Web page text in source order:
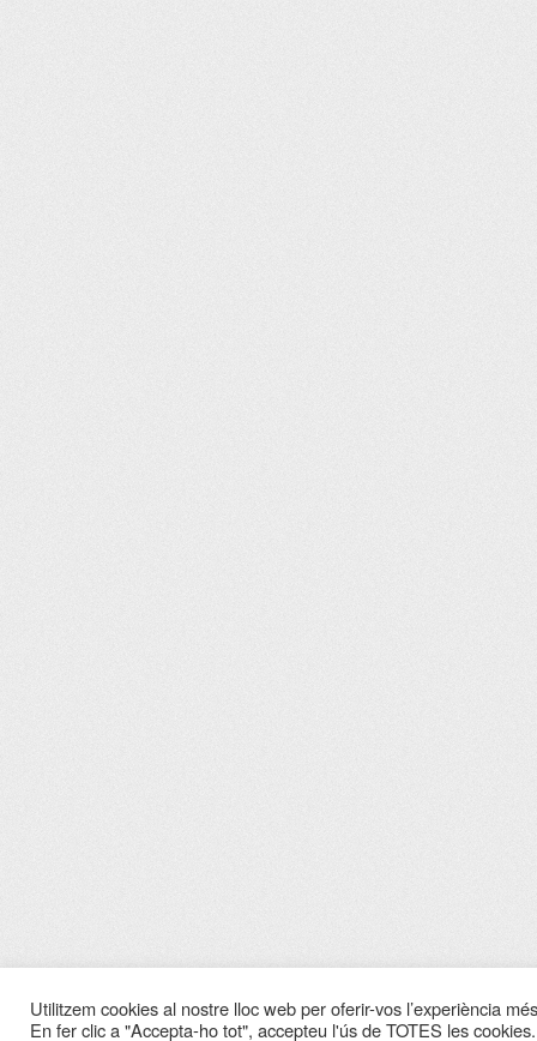
Utilitzem cookies al nostre lloc web per oferir-vos l’experiència
En fer clic a "Accepta-ho tot", accepteu l'ús de TOTES les